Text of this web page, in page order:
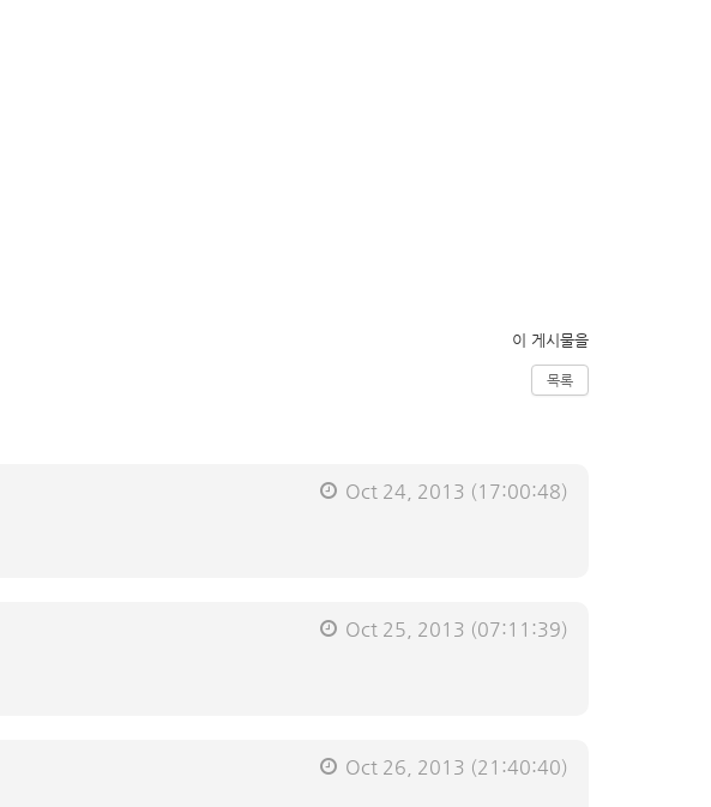
이 게시물을
목록
Oct 24, 2013 (17:00:48)
Oct 25, 2013 (07:11:39)
Oct 26, 2013 (21:40:40)